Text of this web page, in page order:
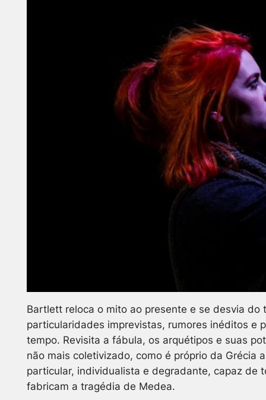
Bartlett reloca o mito ao presente e se desvia
particularidades imprevistas, rumores inéditos e
tempo. Revisita a fábula, os arquétipos e suas
não mais coletivizado, como é próprio da Grécia
particular, individualista e degradante, capaz de
fabricam a tragédia de Medea.